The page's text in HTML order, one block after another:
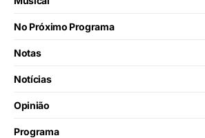
No Próximo Programa
Notas
Notícias
Opinião
Programa